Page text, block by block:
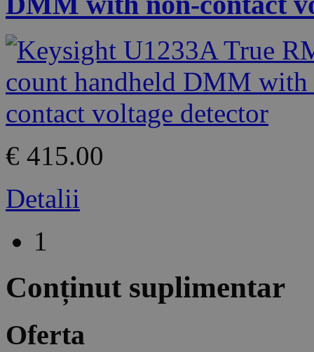
€ 415.00
Detalii
1
Conținut suplimentar
Oferta